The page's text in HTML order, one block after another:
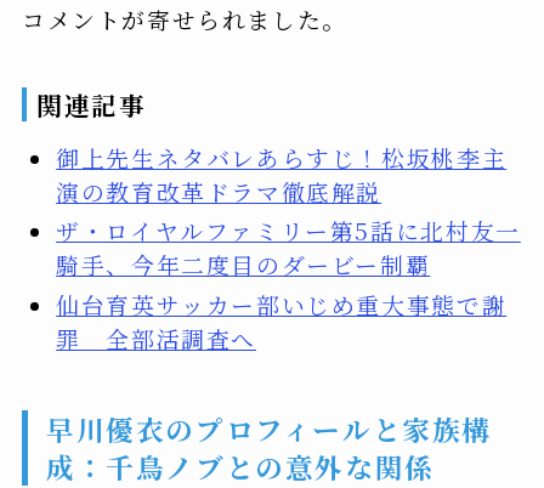
コメントが寄せられました。
関連記事
御上先生ネタバレあらすじ！松坂桃李主
演の教育改革ドラマ徹底解説
ザ・ロイヤルファミリー第5話に北村友一
騎手、今年二度目のダービー制覇
仙台育英サッカー部いじめ重大事態で謝
罪 全部活調査へ
早川優衣のプロフィールと家族構
成：千鳥ノブとの意外な関係